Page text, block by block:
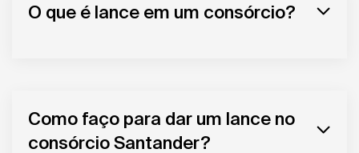
O que é lance em um consórcio?
Como faço para dar um lance no
consórcio Santander?